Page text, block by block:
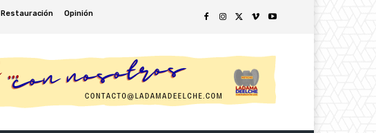
Restauración
Opinión